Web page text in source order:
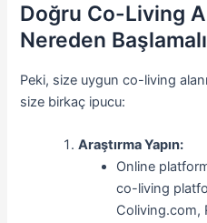
Doğru Co-Living
Nereden
Peki, size uygun co-living
size birkaç ipucu:
Araştırma Yapın:
Online
co-living
Coliving.com,